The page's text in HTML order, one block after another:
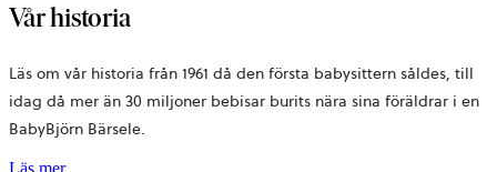
Vår historia
Läs om vår historia från 1961 då den första babysittern såldes, till
idag då mer än 30 miljoner bebisar burits nära sina föräldrar i en
BabyBjörn Bärsele.